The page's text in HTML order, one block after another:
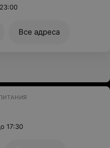
Все адреса
17:30